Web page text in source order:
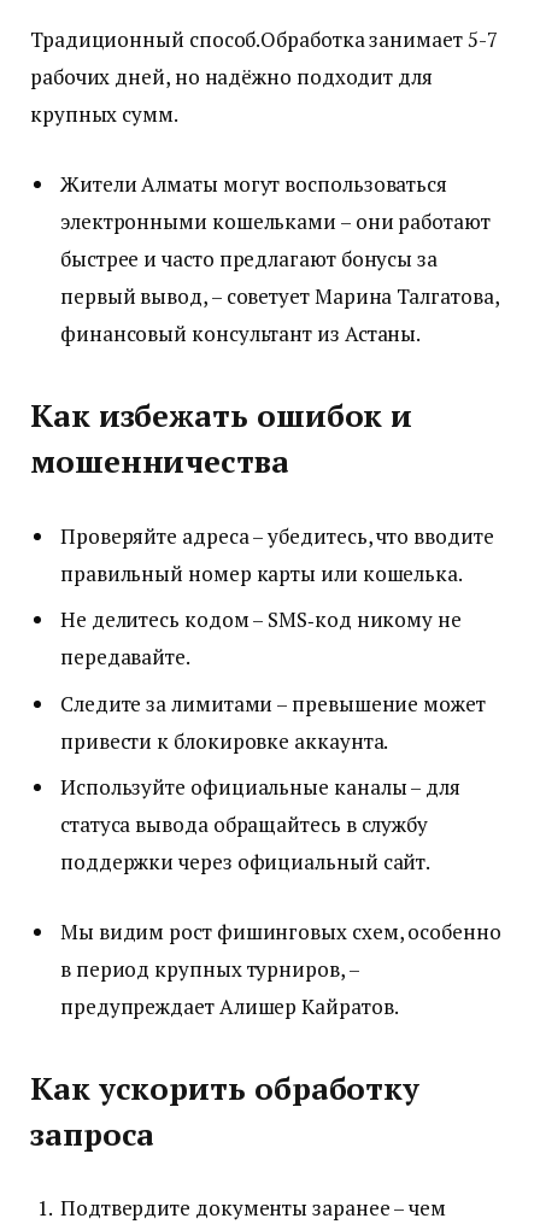
Традиционный способ.Обработка занимает 5-7
рабочих дней, но надёжно подходит для
крупных сумм.
Жители Алматы могут воспользоваться
электронными кошельками – они работают
быстрее и часто предлагают бонусы за
первый вывод, – советует Марина Талгатова,
финансовый консультант из Астаны.
Как избежать ошибок и
мошенничества
Проверяйте адреса – убедитесь, что вводите
правильный номер карты или кошелька.
Не делитесь кодом – SMS‑код никому не
передавайте.
Следите за лимитами – превышение может
привести к блокировке аккаунта.
Используйте официальные каналы – для
статуса вывода обращайтесь в службу
поддержки через официальный сайт.
Мы видим рост фишинговых схем, особенно
в период крупных турниров, –
предупреждает Алишер Кайратов.
Как ускорить обработку
запроса
Подтвердите документы заранее – чем